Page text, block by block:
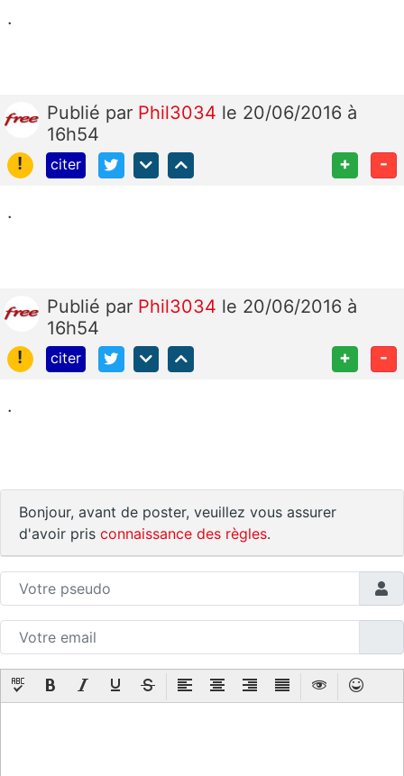
.
Publié par Phil3034 le 20/06/2016 à
16h54
!
citer + -
.
Publié par Phil3034 le 20/06/2016 à
16h54
!
citer + -
.
Bonjour, avant de poster, veuillez vous assurer
d'avoir pris connaissance des règles.